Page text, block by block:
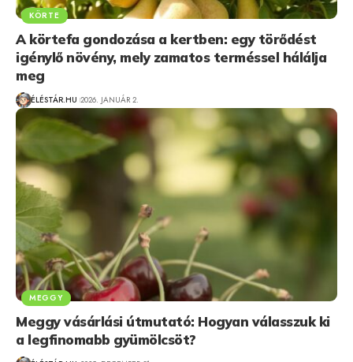
KÖRTE
A körtefa gondozása a kertben: egy törődést
igénylő növény, mely zamatos terméssel hálálja
meg
ÉLÉSTÁR.HU 2026. JANUÁR 2.
MEGGY
Meggy vásárlási útmutató: Hogyan válasszuk ki
a legfinomabb gyümölcsöt?